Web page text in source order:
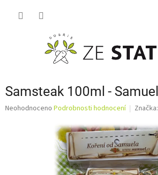
Samsteak 100ml - Samuel
Průměrné
Neohodnoceno Podrobnosti hodnocení Značka: